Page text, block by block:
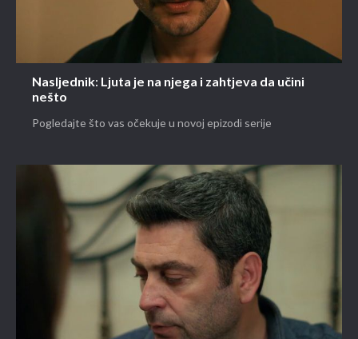
Nasljednik: Ljuta je na njega i zahtjeva da učini
nešto
Pogledajte što vas očekuje u novoj epizodi serije